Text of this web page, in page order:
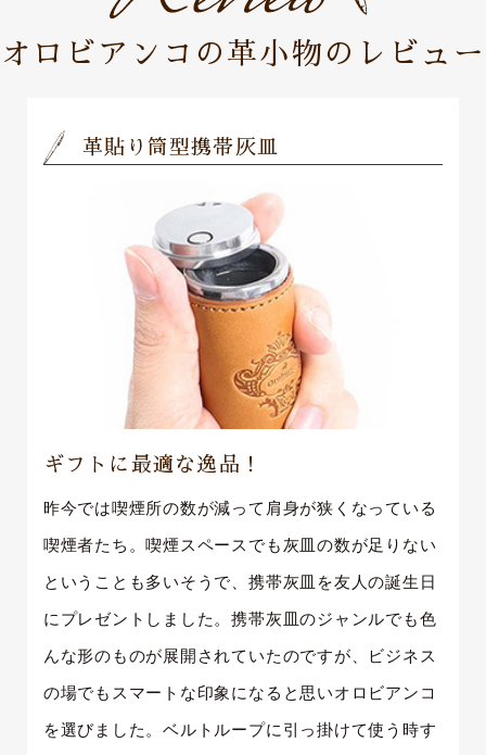
オロビアンコの革小物のレビュー
革貼り筒型携帯灰皿
ギフトに最適な逸品！
昨今では喫煙所の数が減って肩身が狭くなっている
喫煙者たち。喫煙スペースでも灰皿の数が足りない
ということも多いそうで、携帯灰皿を友人の誕生日
にプレゼントしました。携帯灰皿のジャンルでも色
んな形のものが展開されていたのですが、ビジネス
の場でもスマートな印象になると思いオロビアンコ
を選びました。ベルトループに引っ掛けて使う時す